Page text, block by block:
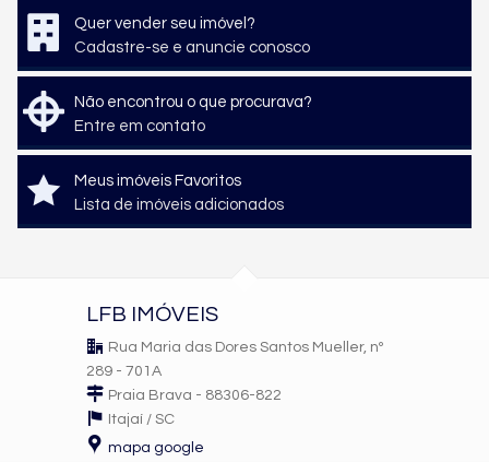
Quer vender seu imóvel?
Cadastre-se e anuncie conosco
Não encontrou o que procurava?
Entre em contato
Meus imóveis Favoritos
Lista de imóveis adicionados
LFB IMÓVEIS
Rua Maria das Dores Santos Mueller, nº
289 - 701A
Praia Brava - 88306-822
Itajaí / SC
mapa google